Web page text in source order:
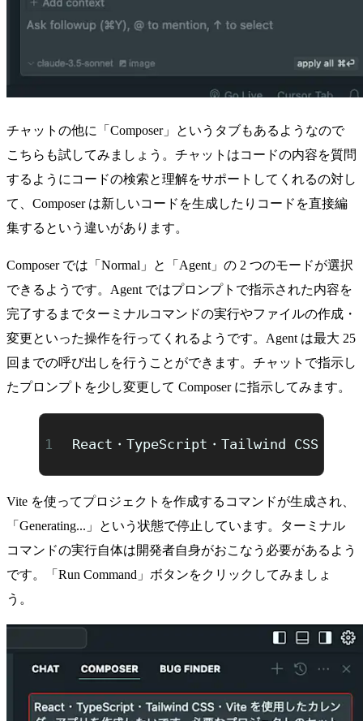
チャットの他に「Composer」というタブもあるようなので
こちらも試してみましょう。チャットはコードの内容を質問
するようにコードの検索と理解をサポートしてくれるの対し
て、Composer は新しいコードを生成したりコードを直接編
集するという違いがあります。
Composer では「Normal」と「Agent」の 2 つのモードが選択
できるようです。Agent ではプロンプトで指示された内容を
完了するまでターミナルコマンドの実行やファイルの作成・
変更といった操作を行ってくれるようです。Agent は最大 25
回までの呼び出しを行うことができます。チャットで指示し
たプロンプトを少し変更して Composer に指示してみます。
React・TypeScript・Tailwind CSS・Vite
Vite を使ってプロジェクトを作成するコマンドが生成され、
「Generating...」という状態で停止しています。ターミナル
コマンドの実行自体は開発者自身がおこなう必要があるよう
です。「Run Command」ボタンをクリックしてみましょ
う。